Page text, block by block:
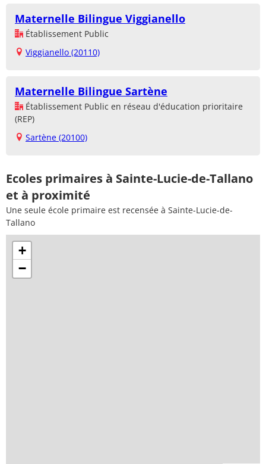
Maternelle Bilingue Viggianello
Établissement Public
Viggianello (20110)
Maternelle Bilingue Sartène
Établissement Public en réseau d'éducation prioritaire
(REP)
Sartène (20100)
Ecoles primaires à Sainte-Lucie-de-Tallano
et à proximité
Une seule école primaire est recensée à Sainte-Lucie-de-
Tallano
+
−